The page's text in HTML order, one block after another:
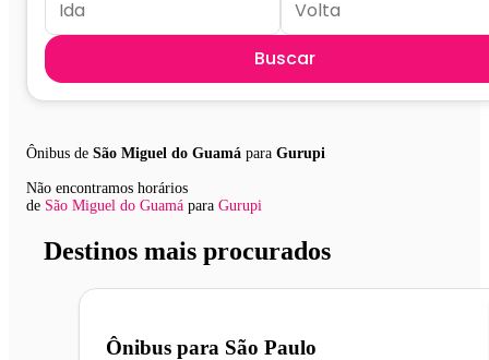
Buscar
Ônibus de São Miguel do Guamá para Gurupi
Não encontramos horários
de São Miguel do Guamá para Gurupi
Destinos mais procurados
Ônibus para São Paulo